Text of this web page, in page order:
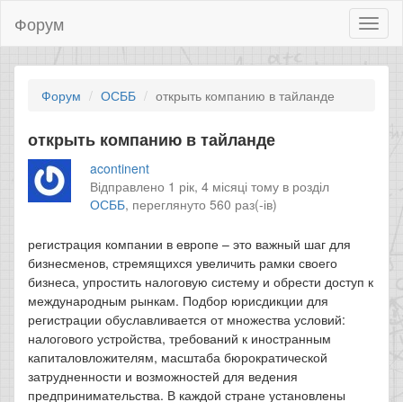
Форум
Форум ОСББ открыть компанию в тайланде
открыть компанию в тайланде
acontinent
Відправлено 1 рік, 4 місяці тому в розділ
ОСББ, переглянуто 560 раз(-ів)
регистрация компании в европе – это важный шаг для
бизнесменов, стремящихся увеличить рамки своего
бизнеса, упростить налоговую систему и обрести доступ к
международным рынкам. Подбор юрисдикции для
регистрации обуславливается от множества условий:
налогового устройства, требований к иностранным
капиталовложителям, масштаба бюрократической
затрудненности и возможностей для ведения
предпринимательства. В каждой стране установлены